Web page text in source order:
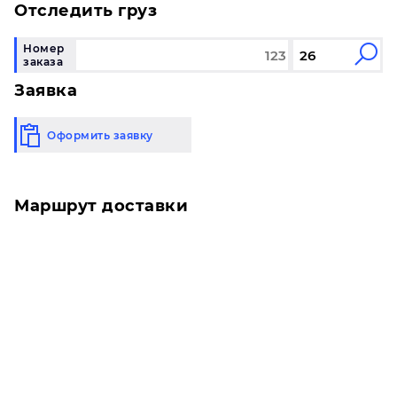
Отследить груз
Номер
заказа
Заявка
Оформить заявку
Маршрут доставки